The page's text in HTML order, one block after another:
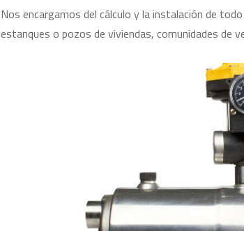
Nos encargamos del cálculo y la instalación de
estanques o pozos de viviendas, comunidades de